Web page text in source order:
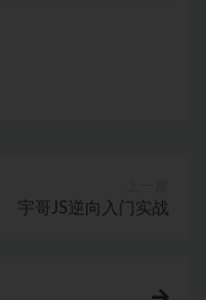
宇哥JS逆向入门实战